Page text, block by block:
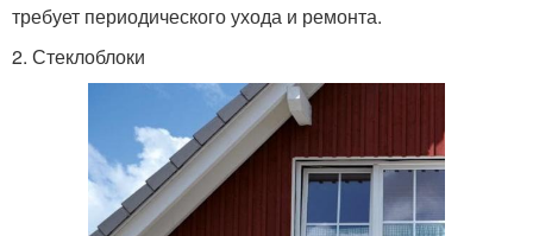
требует периодического ухода и ремонта.
2. Стеклоблоки